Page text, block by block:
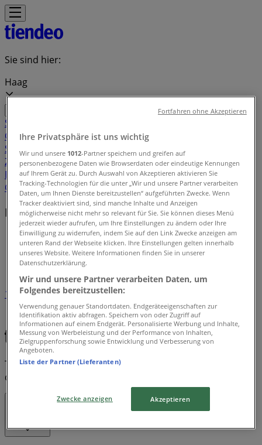
Sie sind hier:
Haag
Schnäppchen
GartencenterMöbel & WohnenMode &
Schuhe
Elektronik Sport
Auto, Motorrad &
ZubehörDrogerien & ParfümerienBücher &
BürobedarfRestaurantsReisenApotheken &
GesundheitSpielzeug & Baby
Lokale Marken
Tiendeo in Haag»
Markenindex
1
Ama
Tiendeo ist Teil von Shopfully, dem Tech-Unternehmen,
das das lokale Einkaufen weltweit neu erfindet.
Ihre Privatsphäre ist uns wichtig
Wir und unsere 1012-Partner speichern und greifen auf
personenbezogene Daten wie Browserdaten oder eindeutige Kennungen
auf Ihrem Gerät zu. Durch Auswahl von Akzeptieren aktivieren Sie
Tracking-Technologien für die unter „Wir und unsere Partner verarbeiten
Daten, um Ihnen Dienste bereitzustellen“ aufgeführten Zwecke. Wenn
Tracker deaktiviert sind, sind manche Inhalte und Anzeigen
möglicherweise nicht mehr so relevant für Sie. Sie können dieses Menü
jederzeit wieder aufrufen, um Ihre Einstellungen zu ändern oder Ihre
Einwilligung zu widerrufen, indem Sie auf den Link Zwecke anzeigen am
unteren Rand der Webseite klicken. Ihre Einstellungen gelten innerhalb
unseres Website. Weitere Informationen finden Sie in unserer
Datenschutzerklärung.
Wir und unsere Partner verarbeiten Daten, um
Folgendes bereitzustellen:
Verwendung genauer Standortdaten. Endgeräteeigenschaften zur
Identifikation aktiv abfragen. Speichern von oder Zugriff auf
Informationen auf einem Endgerät. Personalisierte Werbung und Inhalte,
Messung von Werbeleistung und der Performance von Inhalten,
Zielgruppenforschung sowie Entwicklung und Verbesserung von
Angeboten.
Liste der Partner (Lieferanten)
Zwecke anzeigen Akzeptieren
Fortfahren ohne Akzeptieren